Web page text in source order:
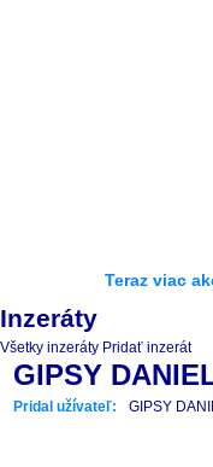
Teraz viac
Inzeráty
Všetky inzeráty Pridať inzerát
GIPSY
Pridal užívateľ: GIPSY